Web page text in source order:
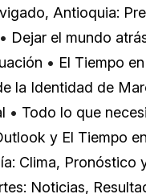
Antioquia:
• Dejar el mundo
• El Tiempo
la Identidad de
• Todo lo que
y El Tiempo
Clima, Pronóstico
Noticias,